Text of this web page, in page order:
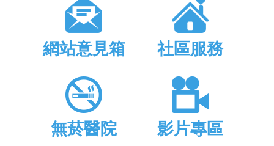
網站意見箱 社區服務
無菸醫院 影片專區